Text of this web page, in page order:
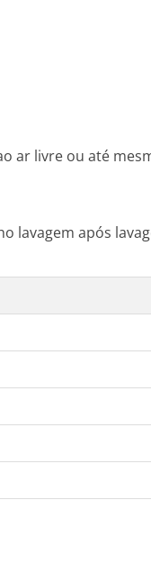
ar livre ou até
lavagem após